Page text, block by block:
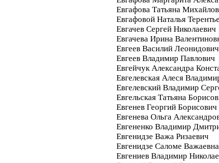
Евгафова Татьяна
Евгафовой Наталья
Евгачев Сергей Николаевич
Евгачева Ирина
Евгеев Василий Леонидович
Евгеев Владимир Павлович
Евгейчук Александра
Евгелевская Алеся
Евгелевский Владимир
Евгельская Татьяна
Евгенев Георгий Борисович
Евгенева Ольга
Евгененко Владимир
Евгенидзе Важа Ризаевич
Евгенидзе Саломе Важаевна
Евгениев Владимир